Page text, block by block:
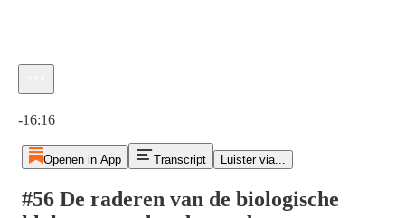
-16:16
Openen in App Transcript Luister via...
#56 De raderen van de biologische